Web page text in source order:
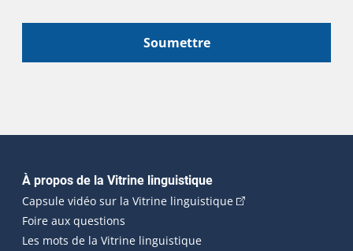
Soumettre
Navigation principale
À propos de la Vitrine linguistique
Capsule vidéo sur la Vitrine linguistique(Cet hyperlien
Foire aux questions
Les mots de la Vitrine linguistique